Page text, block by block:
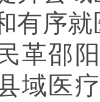
有序
革邵
域医